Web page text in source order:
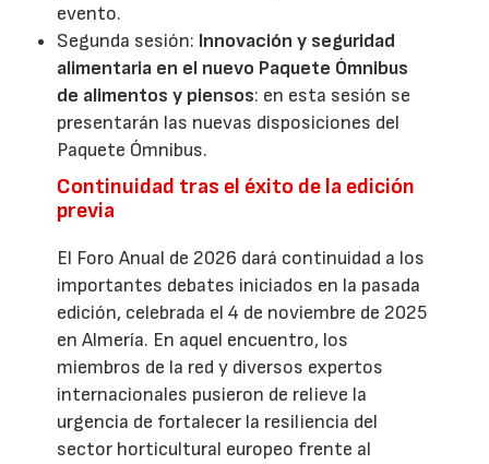
evento.
Segunda sesión: Innovación y seguridad
alimentaria en el nuevo Paquete Ómnibus
de alimentos y piensos: en esta sesión se
presentarán las nuevas disposiciones del
Paquete Ómnibus.
Continuidad tras el éxito de la edición
previa
El Foro Anual de 2026 dará continuidad a los
importantes debates iniciados en la pasada
edición, celebrada el 4 de noviembre de 2025
en Almería. En aquel encuentro, los
miembros de la red y diversos expertos
internacionales pusieron de relieve la
urgencia de fortalecer la resiliencia del
sector horticultural europeo frente al